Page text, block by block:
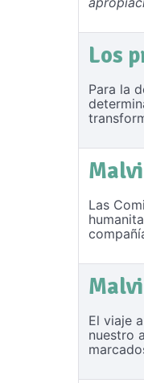
Los
Para la
Las
El viaje
nuestro